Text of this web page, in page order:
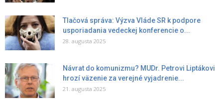
Tlačová správa: Výzva Vláde SR k podpore
usporiadania vedeckej konferencie o...
28. augusta 2025
Návrat do komunizmu? MUDr. Petrovi Liptákovi
hrozí väzenie za verejné vyjadrenie...
21. augusta 2025